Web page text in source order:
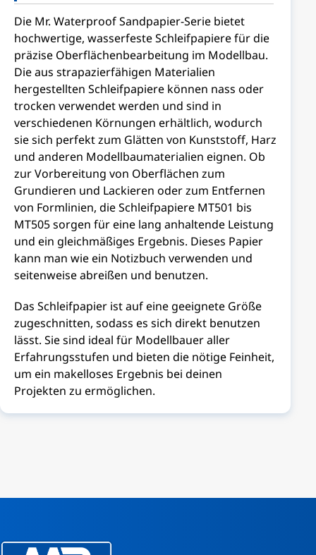
Die Mr. Waterproof Sandpapier-Serie bietet
hochwertige, wasserfeste Schleifpapiere für die
präzise Oberflächenbearbeitung im Modellbau.
Die aus strapazierfähigen Materialien
hergestellten Schleifpapiere können nass oder
trocken verwendet werden und sind in
verschiedenen Körnungen erhältlich, wodurch
sie sich perfekt zum Glätten von Kunststoff, Harz
und anderen Modellbaumaterialien eignen. Ob
zur Vorbereitung von Oberflächen zum
Grundieren und Lackieren oder zum Entfernen
von Formlinien, die Schleifpapiere MT501 bis
MT505 sorgen für eine lang anhaltende Leistung
und ein gleichmäßiges Ergebnis. Dieses Papier
kann man wie ein Notizbuch verwenden und
seitenweise abreißen und benutzen.
Das Schleifpapier ist auf eine geeignete Größe
zugeschnitten, sodass es sich direkt benutzen
lässt. Sie sind ideal für Modellbauer aller
Erfahrungsstufen und bieten die nötige Feinheit,
um ein makelloses Ergebnis bei deinen
Projekten zu ermöglichen.